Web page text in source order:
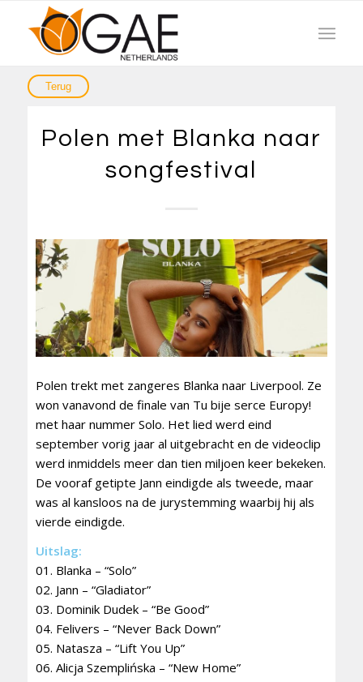
Polen met Blanka naar
songfestival
Polen trekt met zangeres Blanka naar Liverpool. Ze
won vanavond de finale van Tu bije serce Europy!
met haar nummer Solo. Het lied werd eind
september vorig jaar al uitgebracht en de videoclip
werd inmiddels meer dan tien miljoen keer bekeken.
De vooraf getipte Jann eindigde als tweede, maar
was al kansloos na de jurystemming waarbij hij als
vierde eindigde.
Uitslag:
01. Blanka – “Solo”
02. Jann – “Gladiator”
03. Dominik Dudek – “Be Good”
04. Felivers – “Never Back Down”
05. Natasza – “Lift You Up”
06. Alicja Szemplińska – “New Home”